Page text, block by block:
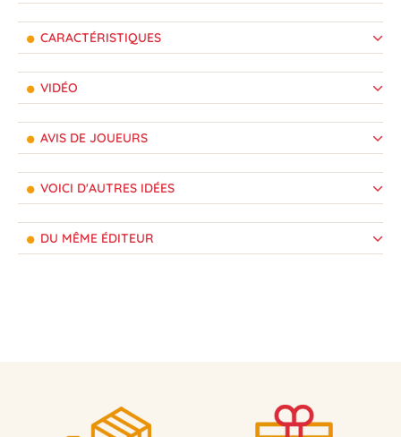
CARACTÉRISTIQUES
VIDÉO
AVIS DE JOUEURS
VOICI D'AUTRES IDÉES
DU MÊME ÉDITEUR